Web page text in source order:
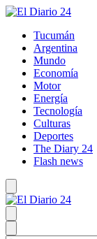
Tucumán
Argentina
Mundo
Economía
Motor
Energía
Tecnología
Culturas
Deportes
The Diary 24
Flash news